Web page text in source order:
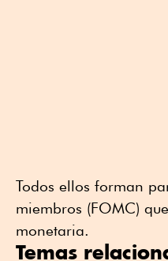
Todos ellos forman
miembros (FOMC)
monetaria.
Temas